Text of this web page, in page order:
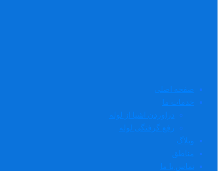
صفحه اصلی
خدمات ما
دراوردن اشیا از لوله
رفع گرفتگی لوله
وبلاگ
مناطق
تماس با ما